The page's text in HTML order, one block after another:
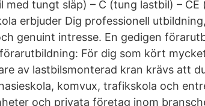
med tungt släp) – C (tung lastbil) –
erbjuder Dig professionell
genuint intresse. En gedigen
För dig som kört
av lastbilsmonterad kran krävs att
komvux, trafikskola och
och privata företag inom